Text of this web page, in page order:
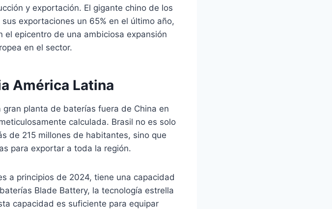
y exportación. El gigante chino de los
exportaciones un 65% en el último año,
epicentro de una ambiciosa expansión
en el sector.
América Latina
planta de baterías fuera de China en
calculada. Brasil no es solo
de 215 millones de habitantes, sino que
para exportar a toda la región.
a principios de 2024, tiene una capacidad
Blade Battery, la tecnología estrella
capacidad es suficiente para equipar